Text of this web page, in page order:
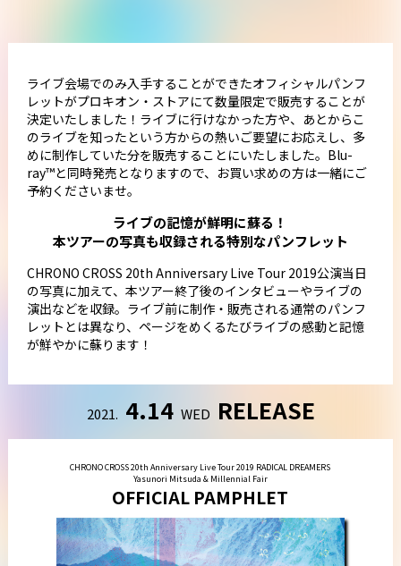
ライブ会場でのみ入手することができたオフィシャルパンフ
レットがプロキオン・ストアにて数量限定で販売することが
決定いたしました！ライブに行けなかった方や、あとからこ
のライブを知ったという方からの熱いご要望にお応えし、多
めに制作していた分を販売することにいたしました。Blu-
ray™と同時発売となりますので、お買い求めの方は一緒にご
予約くださいませ。
ライブの記憶が鮮明に蘇る！
本ツアーの写真も収録される特別なパンフレット
CHRONO CROSS 20th Anniversary Live Tour 2019公演当日
の写真に加えて、本ツアー終了後のインタビューやライブの
演出などを収録。ライブ前に制作・販売される通常のパンフ
レットとは異なり、ページをめくるたびライブの感動と記憶
が鮮やかに蘇ります！
2021. 4.14WED RELEASE
CHRONO CROSS 20th Anniversary Live Tour 2019 RADICAL DREAMERS
Yasunori Mitsuda & Millennial Fair
OFFICIAL PAMPHLET